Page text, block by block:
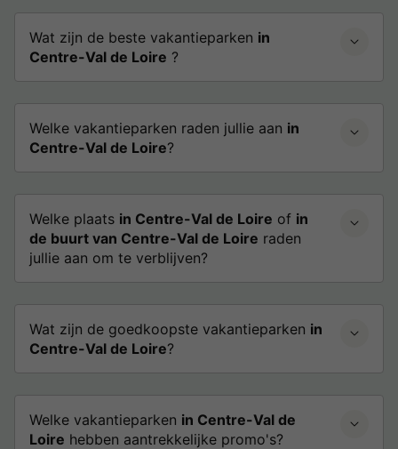
Wat zijn de beste vakantieparken in
Centre-Val de Loire ?
Welke vakantieparken raden jullie aan in
Centre-Val de Loire?
Welke plaats in Centre-Val de Loire of in
de buurt van Centre-Val de Loire raden
jullie aan om te verblijven?
Wat zijn de goedkoopste vakantieparken in
Centre-Val de Loire?
Welke vakantieparken in Centre-Val de
Loire hebben aantrekkelijke promo's?